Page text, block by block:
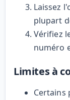
Laissez
plupart
Vérifiez
numéro
Limites à
Certains